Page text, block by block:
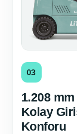
03
1.208
Kolay
Konforu